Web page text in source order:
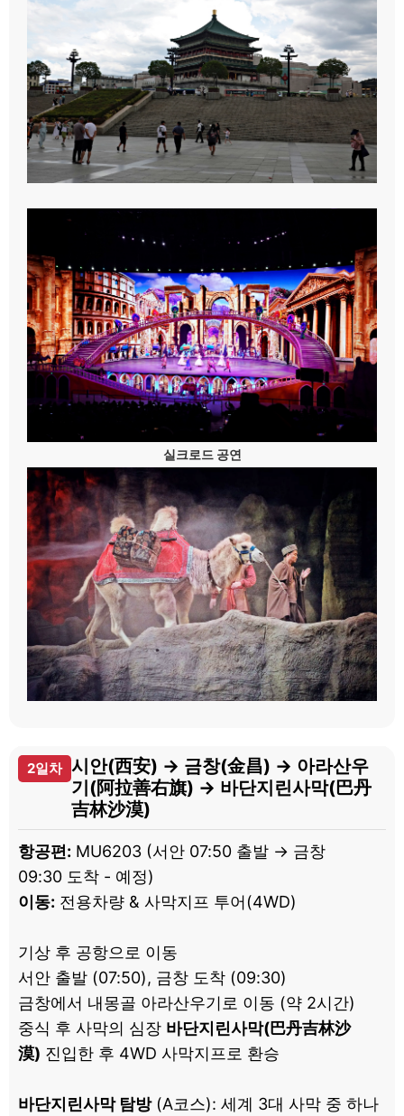
실크로드 공연
2일차 시안(西安) → 금창(金昌) → 아라산우
기(阿拉善右旗) → 바단지린사막(巴丹
吉林沙漠)
항공편: MU6203 (서안 07:50 출발 → 금창
09:30 도착 - 예정)
이동: 전용차량 & 사막지프 투어(4WD)
기상 후 공항으로 이동
서안 출발 (07:50), 금창 도착 (09:30)
금창에서 내몽골 아라산우기로 이동 (약 2시간)
중식 후 사막의 심장 바단지린사막(巴丹吉林沙
漠) 진입한 후 4WD 사막지프로 환승
바단지린사막 탐방(A코스): 세계 3대 사막 중 하나